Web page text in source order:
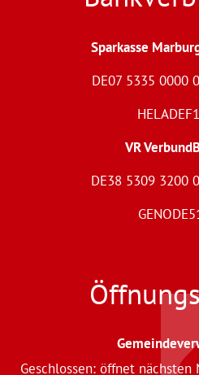
Sparkasse
DE07 5335 0000
VR
DE38 5309 3200
Klicken, um weitere
Geschlossen: öffnet nächsten